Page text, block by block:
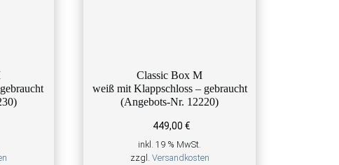
Classic Box M
weiß mit Klappschloss – gebraucht
(Angebots-Nr. 12220)
449,00 €
inkl. 19 % MwSt.
zzgl. Versandkosten